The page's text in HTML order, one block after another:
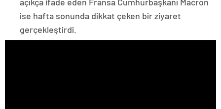
ise hafta sonunda dikkat çeken bir ziyaret
gerçekleştirdi.